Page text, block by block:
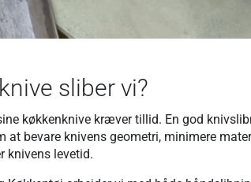
sliber vi?
køkkenknive kræver tillid. En god
at bevare knivens geometri, minimere
knivens levetid.